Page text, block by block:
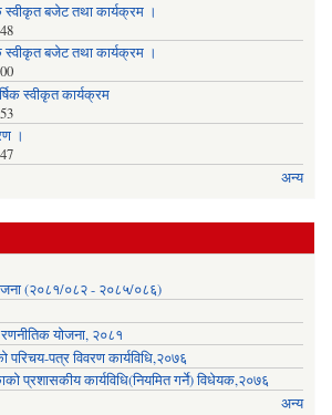
स्वीकृत बजेट तथा कार्यक्रम ।
स्वीकृत बजेट तथा कार्यक्रम ।
स्वीकृत कार्यक्रम
।
अन्य
योजना (२०८१/०८२ - २०८५/०८६)
रणनीतिक योजना, २०८१
परिचय-पत्र विवरण कार्यविधि,२०७६
प्रशासकीय कार्यविधि(नियमित गर्ने) विधेयक,२०७६
अन्य